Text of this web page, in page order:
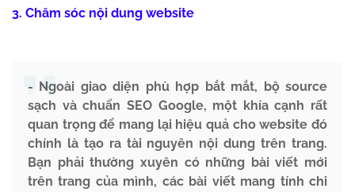
3. Chăm sóc nội dung website
- Ngoài giao diện phù hợp bắt mắt, bộ source
sạch và chuẩn SEO Google, một khía cạnh rất
quan trọng để mang lại hiệu quả cho website đó
chính là tạo ra tài nguyên nội dung trên trang.
Bạn phải thường xuyên có những bài viết mới
trên trang của mình, các bài viết mang tính chi